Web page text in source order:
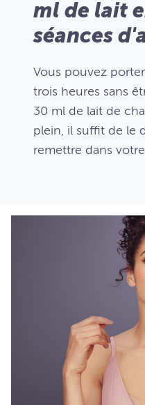
ml de lait
séances
Vous pouvez
trois heures sans
30 ml de lait de
plein, il suffit de le
remettre dans